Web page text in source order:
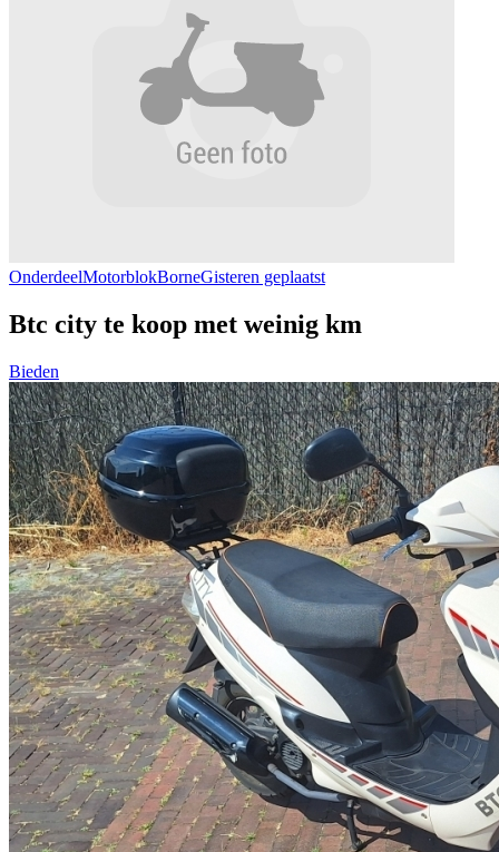
OnderdeelMotorblokBorneGisteren geplaatst
Btc city te koop met weinig km
Bieden